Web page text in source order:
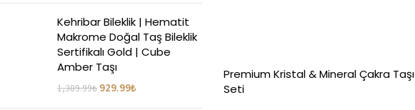
Kehribar Bileklik | Hematit
Makrome Doğal Taş Bileklik
Sertifikalı Gold | Cube
Amber Taşı
1,389.99₺ 929.99₺
Premium Kristal & Mineral Çakra Taşı
Seti